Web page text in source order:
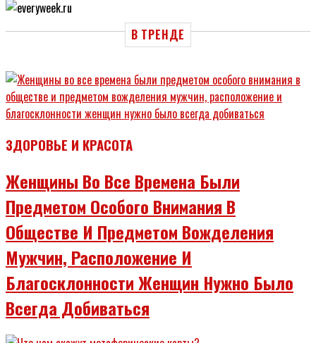
В ТРЕНДЕ
ЗДОРОВЬЕ И КРАСОТА
Женщины Во Все Времена Были
Предметом Особого Внимания В
Обществе И Предметом Вожделения
Мужчин, Расположение И
Благосклонности Женщин Нужно Было
Всегда Добиваться